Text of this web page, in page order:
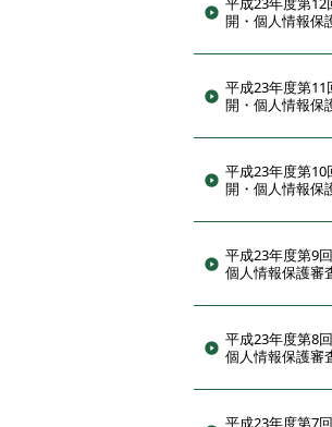
開・個人情報保
平成23年度第11
開・個人情報保
平成23年度第10
開・個人情報保
平成23年度第9
個人情報保護審
平成23年度第8
個人情報保護審
平成23年度第7